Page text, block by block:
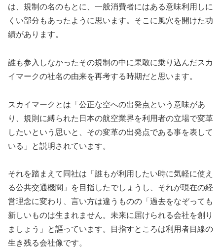
は、規制の名のもとに、一般消費者にはある意味利用しに
くい部分もあったように思います。そこに風穴を開けた功
績があります。
誰も参入しなかったその規制の中に果敢に乗り込んだスカ
イマークの社名の由来を再考する時期だと思います。
スカイマークとは「 公正な空への出発点という意味があ
り、規則に縛られた日本の航空業界を利用者の立場で変革
したいという思いと、その変革の出発点である事を表して
いる」と説明されています。
それを踏まえて同社は「誰もが利用したい時に気軽に使え
る公共交通機関」を目指したでしょうし、それが現在の経
営理念に変わり、言い方は違うものの「過去をなぞっても
新しいものは生まれません。未来に届けられる会社を創り
ましょう」と謳っています。目指すところは利用者目線の
生き残る会社像です。